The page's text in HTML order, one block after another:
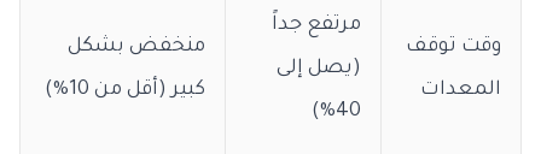
وقت توقف
المعدات
مرتفع جداً
(يصل إلى
40%)
منخفض بشكل
كبير (أقل من 10%)